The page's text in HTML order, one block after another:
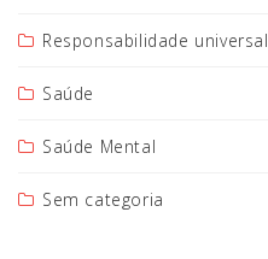
Responsabilidade universal
Saúde
Saúde Mental
Sem categoria